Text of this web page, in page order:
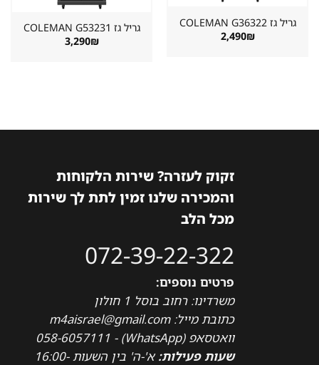
גריל גז ⁦COLEMAN G36322⁩
2,490₪
גריל גז ⁦COLEMAN G53231⁩
3,290₪
זקוק לעזרה? שירות הלקוחות
והמכירה שלנו זמין לתת לך שירות
מכל הלב
072-39-22-322
פרטים נוספים:
משרדינו: רחוב בוסל 1 חולון
כתובת מייל: m4aisrael@gmail.com
וואטסאפ (WhatsApp) - 058-6057111
שעות פעילות:
א'-ה' בין השעות 16:00-